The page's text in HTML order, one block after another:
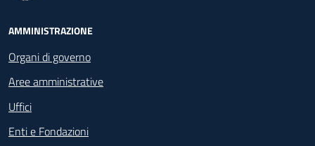
Footer - Navigazione
AMMINISTRAZIONE
Organi di governo
Aree amministrative
Uffici
Enti e Fondazioni